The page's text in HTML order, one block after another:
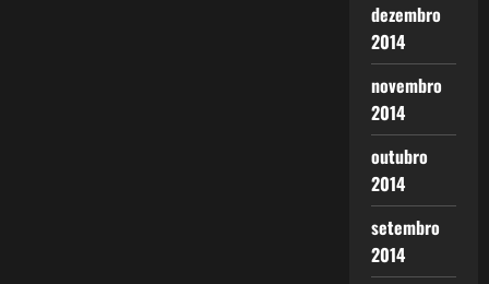
dezembro
2014
novembro
2014
outubro
2014
setembro
2014